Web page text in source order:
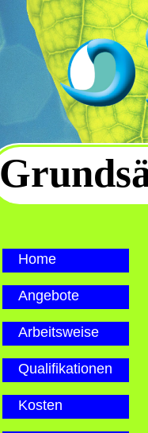
Home
Angebote
Arbeitsweise
Qualifikationen
Kosten